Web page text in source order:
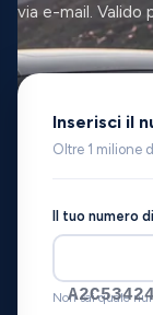
via e-mail. Valido
Inserisci il
Oltre 1 milione
Il tuo numero
Non sai quale